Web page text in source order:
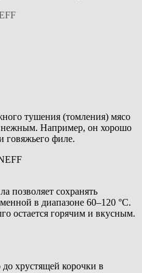
тушения (томления) мясо
нежным. Например, он хорошо
говяжьего филе.
позволяет сохранять
в диапазоне 60–120 °C.
остается горячим и вкусным.
хрустящей корочки в